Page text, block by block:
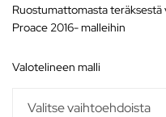
Ruostumattomasta
Proace 2016- malleihin
valotelineen malli